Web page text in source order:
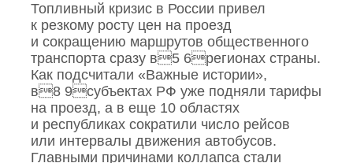
Топливный кризис в России привел
к резкому росту цен на проезд
и сокращению маршрутов общественного
транспорта сразу в5 6регионах страны.
Как подсчитали «Важные истории»,
в8 9субъектах РФ уже подняли тарифы
на проезд, а в еще 10 областях
и республиках сократили число рейсов
или интервалы движения автобусов.
Главными причинами коллапса стали